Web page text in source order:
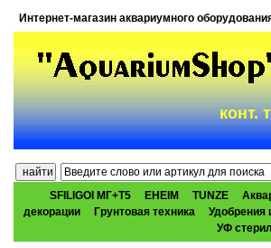
Интернет-магазин аквариумного
конт.
SFILIGOI МГ+Т5 EHEIM TUNZE
декорации
Грунтовая техника Удобрения
УФ